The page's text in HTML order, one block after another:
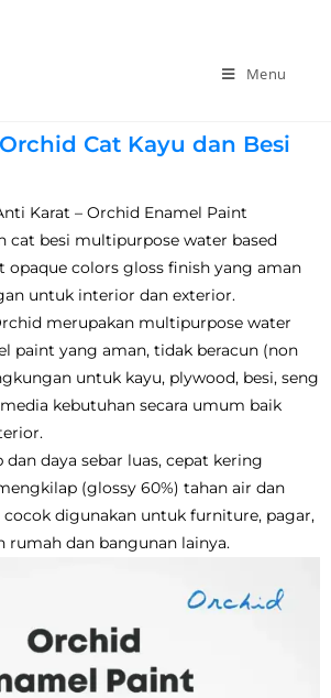
Menu
Cat Kayu dan Besi
Karat – Orchid Enamel Paint
cat besi multipurpose water based
opaque colors gloss finish yang aman
untuk interior dan exterior.
merupakan multipurpose water
paint yang aman, tidak beracun (non
untuk kayu, plywood, besi, seng
kebutuhan secara umum baik
daya sebar luas, cepat kering
(glossy 60%) tahan air dan
cocok digunakan untuk furniture, pagar,
rumah dan bangunan lainya.